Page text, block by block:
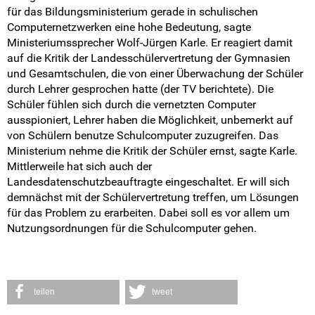
Pressemitteilungen
Medienberichte
Mach mit!
SV-Arbeit vor Ort
Du hast Recht(e)
Weitersurfen
Termine
Kontakt
für das Bildungsministerium gerade in schulischen
Computernetzwerken eine hohe Bedeutung, sagte
Ministeriumssprecher Wolf-Jürgen Karle. Er reagiert damit
auf die Kritik der Landesschülervertretung der Gymnasien
und Gesamtschulen, die von einer Überwachung der Schüler
durch Lehrer gesprochen hatte (der TV berichtete). Die
Schüler fühlen sich durch die vernetzten Computer
ausspioniert, Lehrer haben die Möglichkeit, unbemerkt auf
von Schülern benutze Schulcomputer zuzugreifen. Das
Ministerium nehme die Kritik der Schüler ernst, sagte Karle.
Mittlerweile hat sich auch der
Landesdatenschutzbeauftragte eingeschaltet. Er will sich
demnächst mit der Schülervertretung treffen, um Lösungen
für das Problem zu erarbeiten. Dabei soll es vor allem um
Nutzungsordnungen für die Schulcomputer gehen.
teilen tweet